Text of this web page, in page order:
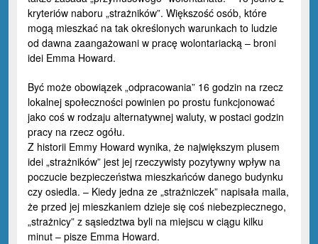
kryteriów naboru „strażników”. Większość osób, które
mogą mieszkać na tak określonych warunkach to ludzie
od dawna zaangażowani w pracę wolontariacką – broni
idei Emma Howard.
Być może obowiązek „odpracowania” 16 godzin na rzecz
lokalnej społeczności powinien po prostu funkcjonować
jako coś w rodzaju alternatywnej waluty, w postaci godzin
pracy na rzecz ogółu.
Z historii Emmy Howard wynika, że największym plusem
idei „strażników” jest jej rzeczywisty pozytywny wpływ na
poczucie bezpieczeństwa mieszkańców danego budynku
czy osiedla. – Kiedy jedna ze „strażniczek” napisała maila,
że przed jej mieszkaniem dzieje się coś niebezpiecznego,
„strażnicy” z sąsiedztwa byli na miejscu w ciągu kilku
minut – pisze Emma Howard.